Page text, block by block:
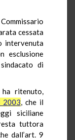
cessata
intervenuta
esclusione
di
ritenuto,
2003, che il
siciliane
tuttora
dall’art. 9